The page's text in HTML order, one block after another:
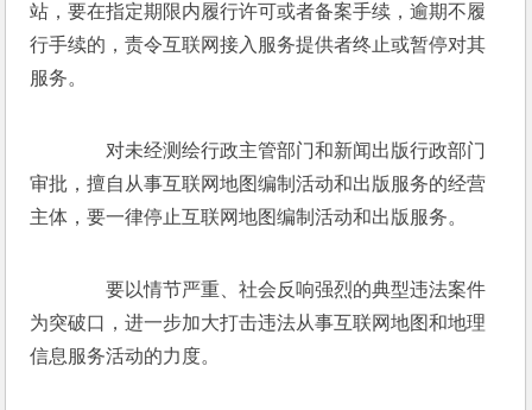
站，要在指定期限内履行许可或者备案手续，逾期不履
行手续的，责令互联网接入服务提供者终止或暂停对其
服务。
对未经测绘行政主管部门和新闻出版行政部门
审批，擅自从事互联网地图编制活动和出版服务的经营
主体，要一律停止互联网地图编制活动和出版服务。
要以情节严重、社会反响强烈的典型违法案件
为突破口，进一步加大打击违法从事互联网地图和地理
信息服务活动的力度。